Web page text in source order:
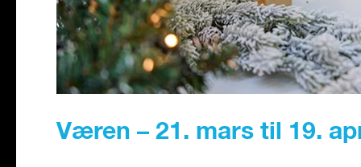
Væren – 21. mars til 19.